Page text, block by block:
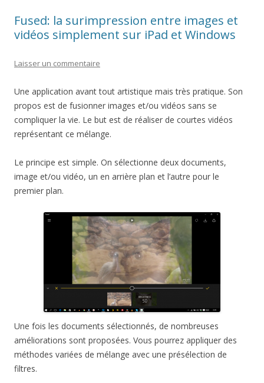
Fused: la surimpression entre images et
vidéos simplement sur iPad et Windows
Laisser un commentaire
Une application avant tout artistique mais très pratique. Son
propos est de fusionner images et/ou vidéos sans se
compliquer la vie. Le but est de réaliser de courtes vidéos
représentant ce mélange.
Le principe est simple. On sélectionne deux documents,
image et/ou vidéo, un en arrière plan et l’autre pour le
premier plan.
Une fois les documents sélectionnés, de nombreuses
améliorations sont proposées. Vous pourrez appliquer des
méthodes variées de mélange avec une présélection de
filtres.